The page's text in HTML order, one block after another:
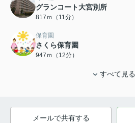
グランコート大宮別所
817ｍ（11分）
保育園
さくら保育園
947ｍ（12分）
すべて見る
メールで共有する